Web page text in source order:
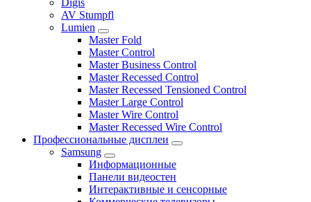
AV Stumpfl
Lumien
Master Fold
Master Control
Master Business Control
Master Recessed Control
Master Recessed Tensioned Control
Master Large Control
Master Wire Control
Master Recessed Wire Control
Профессиональные дисплеи
Samsung
Информационные
Панели видеостен
Интерактивные и сенсорные